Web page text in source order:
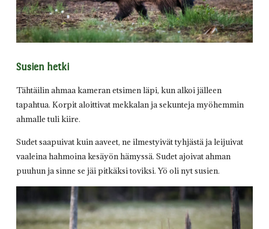
Susien hetki
Tähtäilin ahmaa kameran etsimen läpi, kun alkoi jälleen
tapahtua. Korpit aloittivat mekkalan ja sekunteja myöhemmin
ahmalle tuli kiire.
Sudet saapuivat kuin aaveet, ne ilmestyivät tyhjästä ja leijuivat
vaaleina hahmoina kesäyön hämyssä. Sudet ajoivat ahman
puuhun ja sinne se jäi pitkäksi toviksi. Yö oli nyt susien.